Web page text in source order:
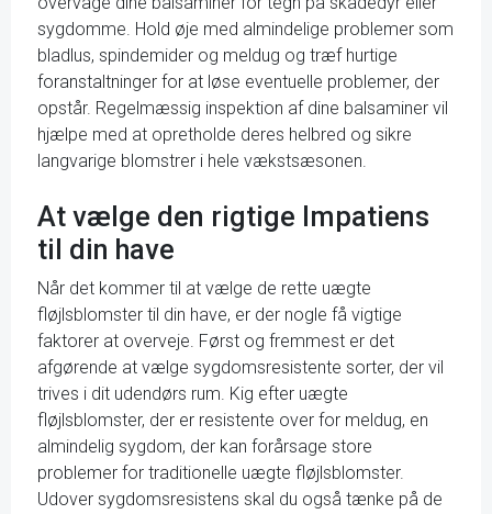
sygdomme. Hold øje med almindelige problemer som
bladlus, spindemider og meldug og træf hurtige
foranstaltninger for at løse eventuelle problemer, der
opstår. Regelmæssig inspektion af dine balsaminer vil
hjælpe med at opretholde deres helbred og sikre
langvarige blomstrer i hele vækstsæsonen.
At vælge den rigtige Impatiens
til din have
Når det kommer til at vælge de rette uægte
fløjlsblomster til din have, er der nogle få vigtige
faktorer at overveje. Først og fremmest er det
afgørende at vælge sygdomsresistente sorter, der vil
trives i dit udendørs rum. Kig efter uægte
fløjlsblomster, der er resistente over for meldug, en
almindelig sygdom, der kan forårsage store
problemer for traditionelle uægte fløjlsblomster.
Udover sygdomsresistens skal du også tænke på de